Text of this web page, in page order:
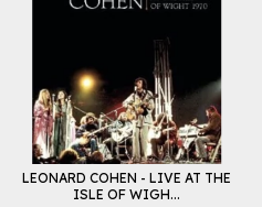
LEONARD COHEN - LIVE AT THE
ISLE OF WIGH...